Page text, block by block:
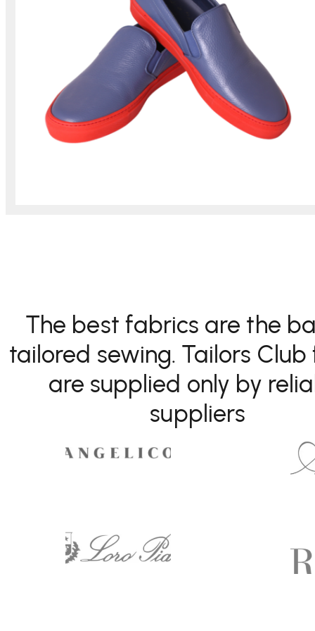
The best fabrics are the
tailored sewing. Tailors
are supplied only by
suppliers